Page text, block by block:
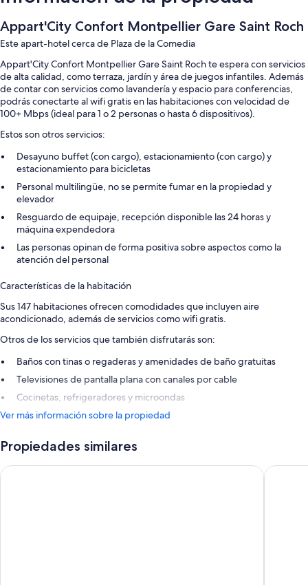
Appart'City Confort Montpellier Gare Saint Roch
Este apart-hotel cerca de Plaza de la Comedia
Appart'City Confort Montpellier Gare Saint Roch te espera con servicios
de alta calidad, como terraza, jardín y área de juegos infantiles. Además
de contar con servicios como lavandería y espacio para conferencias,
podrás conectarte al wifi gratis en las habitaciones con velocidad de
100+ Mbps (ideal para 1 o 2 personas o hasta 6 dispositivos).
Estos son otros servicios:
Desayuno buffet (con cargo), estacionamiento (con cargo) y
estacionamiento para bicicletas
Personal multilingüe, no se permite fumar en la propiedad y
elevador
Resguardo de equipaje, recepción disponible las 24 horas y
máquina expendedora
Las personas opinan de forma positiva sobre aspectos como la
atención del personal
Características de la habitación
Sus 147 habitaciones ofrecen comodidades que incluyen aire
acondicionado, además de servicios como wifi gratis.
Otros de los servicios que también disfrutarás son:
Baños con tinas o regaderas y amenidades de baño gratuitas
Televisiones de pantalla plana con canales por cable
Cocinetas, refrigeradores y microondas
Ver más información sobre la propiedad
Propiedades similares
Citadines Antigone Montpellier Odalys